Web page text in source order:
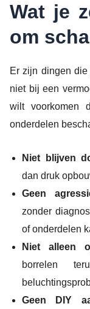
Wat je
om
Er zijn dingen
niet bij een
wilt voorkomen
onderdelen
Niet blijven
dan druk
Geen
zonder
of onderdelen
Niet alleen
borrelen
Geen DIY